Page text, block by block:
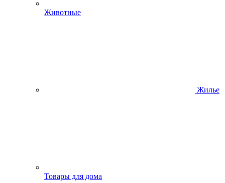
Животные
Жилье
Товары для дома